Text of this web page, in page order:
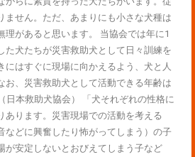
ません。ただ、あまりにも小さな犬種は
理があると思います。 当協会では年に1
た犬たちが災害救助犬として日々訓練を
にはすぐに現場に向かえるよう、犬と人
お、災害救助犬として活動できる年齢は
日本救助犬協会） 「犬それぞれの性格に
あります。災害現場での活動を考える
などに興奮したり怖がってしまう）の子
が安定しないとおびえてしまう子など